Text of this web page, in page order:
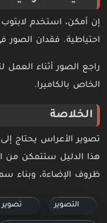
إن أمكن، استخدم
احتياطية. فقدان
راجع الصور أثناء العمل
الخاص بالكاميرا.
الخلاصة
تصوير الأعراس يحتاج
هذا الدليل ستتمكن من
ظروف الإضاءة، وبناء
التصوير